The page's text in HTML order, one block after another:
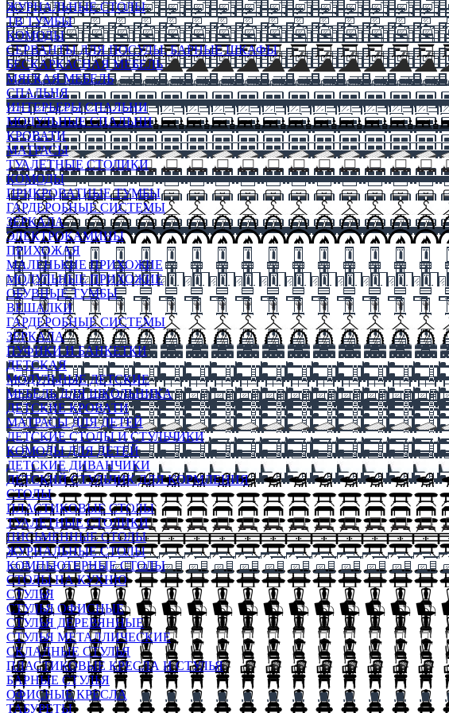
ЖУРНАЛЬНЫЕ СТОЛЫ
ТВ ТУМБЫ
КОМОДЫ
СЕРВАНТЫ ДЛЯ ПОСУДЫ, БАРНЫЕ ШКАФЫ
БЕСКАРКАСНАЯ МЕБЕЛЬ
МЯГКАЯ МЕБЕЛЬ
СПАЛЬНЯ
ИНТЕРЬЕРЫ СПАЛЬНИ
МОДУЛЬНЫЕ СПАЛЬНИ
КРОВАТИ
МАТРАСЫ
ТУАЛЕТНЫЕ СТОЛИКИ
КОМОДЫ
ПРИКРОВАТНЫЕ ТУМБЫ
ГАРДЕРОБНЫЕ СИСТЕМЫ
ЗЕРКАЛА
ЭЛЕКТРОКАМИНЫ
ПРИХОЖАЯ
МАЛЕНЬКИЕ ПРИХОЖИЕ
МОДУЛЬНЫЕ ПРИХОЖИЕ
ОБУВНЫЕ ТУМБЫ
ВЕШАЛКИ
ГАРДЕРОБНЫЕ СИСТЕМЫ
ЗЕРКАЛА
ПУФИКИ И БАНКЕТКИ
ДЕТСКАЯ
МОДУЛЬНЫЕ ДЕТСКИЕ
МЕБЕЛЬ ДЛЯ ШКОЛЬНИКА
ДЕТСКИЕ КРОВАТИ
МАТРАСЫ ДЛЯ ДЕТЕЙ
ДЕТСКИЕ СТОЛЫ И СТУЛЬЧИКИ
КОМОДЫ ДЛЯ ДЕТЕЙ
ДЕТСКИЕ ДИВАНЧИКИ
ДЕТСКИЙ СТУЛЬЧИК ДЛЯ КОРМЛЕНИЯ
СТОЛЫ
ПЛАСТИКОВЫЕ СТОЛЫ
ТУАЛЕТНЫЕ СТОЛИКИ
ПИСЬМЕННЫЕ СТОЛЫ
ЖУРНАЛЬНЫЕ СТОЛЫ
КОМПЬЮТЕРНЫЕ СТОЛЫ
СТОЛЫ НА КУХНЮ
СТУЛЬЯ
СТУЛЬЯ ОФИСНЫЕ
СТУЛЬЯ ДЕРЕВЯННЫЕ
СТУЛЬЯ МЕТАЛЛИЧЕСКИЕ
СКЛАДНЫЕ СТУЛЬЯ
ПЛАСТИКОВЫЕ КРЕСЛА И СТУЛЬЯ
БАРНЫЕ СТУЛЬЯ
ОФИСНЫЕ КРЕСЛА
ТАБУРЕТЫ